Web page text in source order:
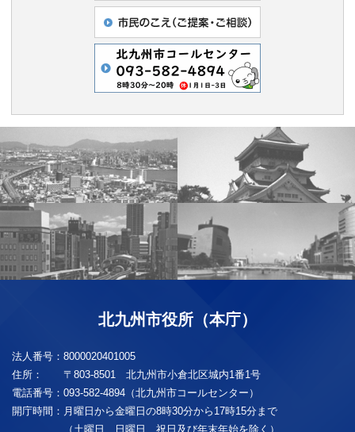
北九州市役所（本庁）
法人番号： 8000020401005
住所：
〒803-8501 北九州市小倉北区城内1番1号
電話番号： 093-582-4894（北九州市コールセンター）
開庁時間： 月曜日から金曜日の8時30分から17時15分まで
（土曜日、日曜日、祝日及び年末年始を除く）